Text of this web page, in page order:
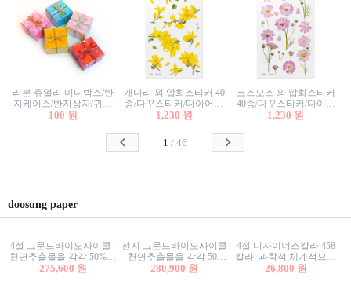
리본 쥬얼리 미니박스/반
지케이스/반지상자/귀걸
이상자/귀걸이박스/악세
100 원
개나리 외 압화스티커 40
종/다꾸스티커/다이어리
꾸미기/꽃스티커/자연물
1,230 원
코스모스 외 압화스티커
40종/다꾸스티커/다이어
리꾸미기/꽃스티커/자연
1,230 원
1 /46
doosung paper
4절 그문드바이오사이클_
천연추출물을 각각 50%이
상 함유한 친환경그래픽
275,600 원
전지 그문드바이오사이클
_천연추출물을 각각 50%
이상 함유한 친환경그래
280,900 원
4절 디자이너스칼라 458
칼라_과학적,체계적으로
분류된 200색을 갖춘 색지
26,800 원